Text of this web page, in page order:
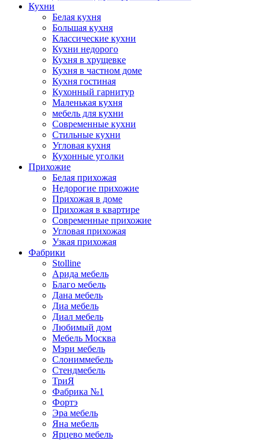
Кухни
Белая кухня
Большая кухня
Классические кухни
Кухни недорого
Кухня в хрущевке
Кухня в частном доме
Кухня гостиная
Кухонный гарнитур
Маленькая кухня
мебель для кухни
Современные кухни
Стильные кухни
Угловая кухня
Кухонные уголки
Прихожие
Белая прихожая
Недорогие прихожие
Прихожая в доме
Прихожая в квартире
Современные прихожие
Угловая прихожая
Узкая прихожая
Фабрики
Stolline
Арида мебель
Благо мебель
Дана мебель
Диа мебель
Диал мебель
Любимый дом
Мебель Москва
Мэри мебель
Слониммебель
Стендмебель
ТриЯ
Фабрика №1
Фортэ
Эра мебель
Яна мебель
Ярцево мебель